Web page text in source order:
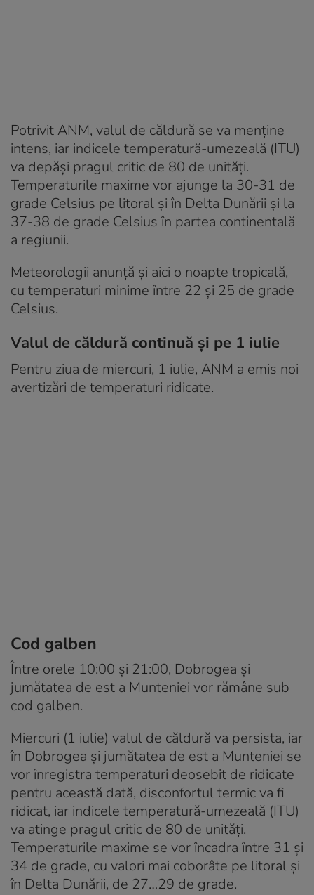
Potrivit ANM, valul de căldură se va menține
intens, iar indicele temperatură-umezeală (ITU)
va depăși pragul critic de 80 de unități.
Temperaturile maxime vor ajunge la 30-31 de
grade Celsius pe litoral și în Delta Dunării și la
37-38 de grade Celsius în partea continentală
a regiunii.
Meteorologii anunță și aici o noapte tropicală,
cu temperaturi minime între 22 și 25 de grade
Celsius.
Valul de căldură continuă și pe 1 iulie
Pentru ziua de miercuri, 1 iulie, ANM a emis noi
avertizări de temperaturi ridicate.
Cod galben
Între orele 10:00 și 21:00, Dobrogea și
jumătatea de est a Munteniei vor rămâne sub
cod galben.
Miercuri (1 iulie) valul de căldură va persista, iar
în Dobrogea și jumătatea de est a Munteniei se
vor înregistra temperaturi deosebit de ridicate
pentru această dată, disconfortul termic va fi
ridicat, iar indicele temperatură-umezeală (ITU)
va atinge pragul critic de 80 de unități.
Temperaturile maxime se vor încadra între 31 și
34 de grade, cu valori mai coborâte pe litoral și
în Delta Dunării, de 27…29 de grade.